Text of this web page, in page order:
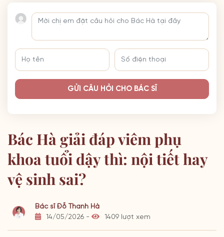
GỬI CÂU HỎI CHO BÁC SĨ
Bác Hà giải đáp viêm phụ
khoa tuổi dậy thì: nội tiết hay
vệ sinh sai?
Bác sĩ Đỗ Thanh Hà
14/05/2026 -
1409 lượt xem